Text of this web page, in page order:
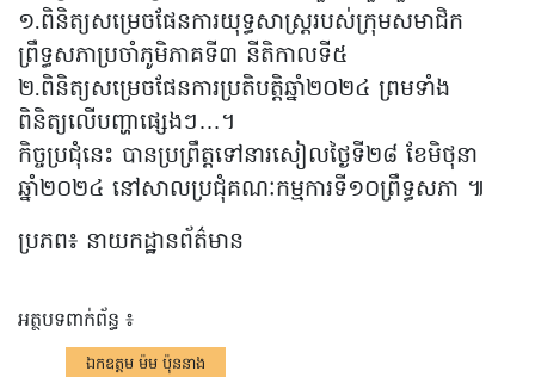
១.ពិនិត្យសម្រេចផែនការយុទ្ធសាស្រ្តរបស់ក្រុមសមាជិក
ព្រឹទ្ធសភាប្រចាំភូមិភាគទី៣ នីតិកាលទី៥
២.ពិនិត្យសម្រេចផែនការប្រតិបត្តិឆ្នាំ២០២៤ ព្រមទាំង
ពិនិត្យលើបញ្ហាផ្សេងៗ…។
កិច្ចប្រជុំនេះ បានប្រព្រឹត្តទៅនារសៀលថ្ងៃទី២៨ ខែមិថុនា
ឆ្នាំ២០២៤ នៅសាលប្រជុំគណៈកម្មការទី១០ព្រឹទ្ធសភា ៕
ប្រភព៖ នាយកដ្ឋានព័ត៌មាន
អត្ថបទពាក់ព័ន្ធ ៖
ឯកឧត្តម ម៉ម ប៉ុននាង